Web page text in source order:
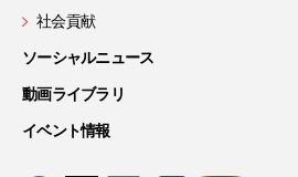
社会貢献
ソーシャルニュース
動画ライブラリ
イベント情報